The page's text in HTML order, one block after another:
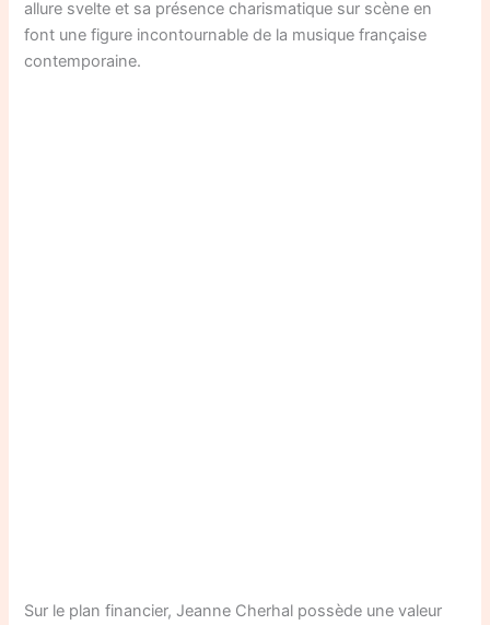
allure svelte et sa présence charismatique sur scène en
font une figure incontournable de la musique française
contemporaine.
Sur le plan financier, Jeanne Cherhal possède une valeur